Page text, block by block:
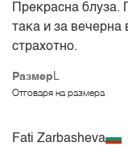
Размер L
Отговаря на размера
Прекрасна
така и за вечерна
страхотно.
Fati Zarbasheva